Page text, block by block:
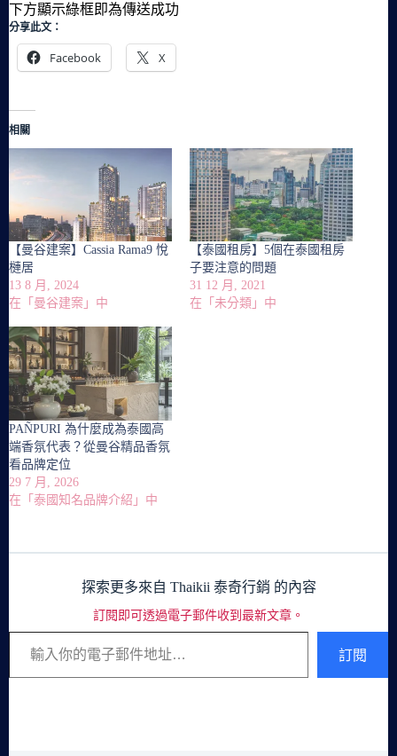
下方顯示綠框即為傳送成功
分享此文：
Facebook X
相關
【曼谷建案】Cassia Rama9 悅
槤居
13 8 月, 2024
在「曼谷建案」中
【泰國租房】5個在泰國租房
子要注意的問題
31 12 月, 2021
在「未分類」中
PAÑPURI 為什麼成為泰國高
端香氛代表？從曼谷精品香氛
看品牌定位
29 7 月, 2026
在「泰國知名品牌介紹」中
探索更多來自 Thaikii 泰奇行銷 的內容
訂閱即可透過電子郵件收到最新文章。
輸入你的電子郵件地址…
訂閱